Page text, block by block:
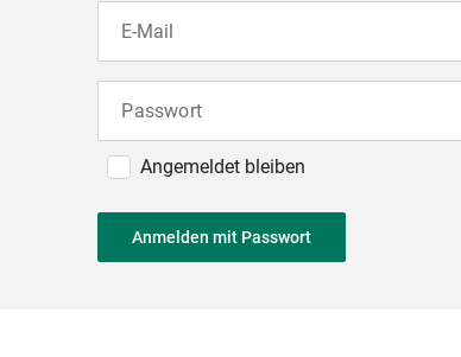
E-Mail
Passwort
Angemeldet bleiben
Anmelden mit Passwort